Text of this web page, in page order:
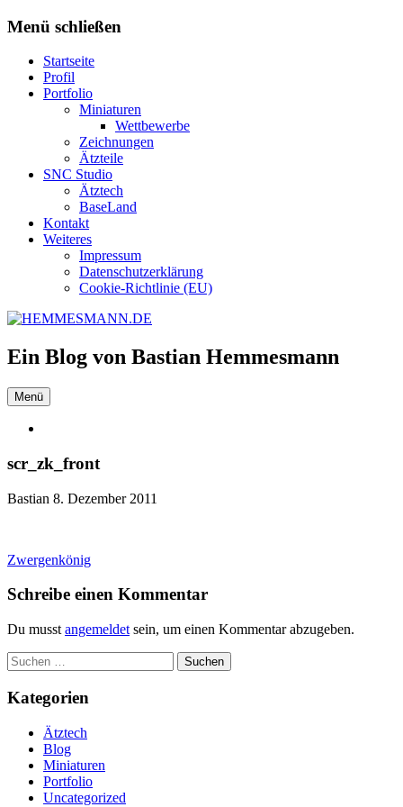
Zum
springen
Menü schließen
Startseite
Profil
Portfolio
Miniaturen
Wettbewerbe
Zeichnungen
Ätzteile
SNC Studio
Ätztech
BaseLand
Kontakt
Weiteres
Impressum
Datenschutzerklärung
Cookie-Richtlinie (EU)
Ein Blog von Bastian Hemmesmann
Menü
scr_zk_front
Bastian 8. Dezember 2011
Artikel-
Navigation
Zwergenkönig
Schreibe einen Kommentar
Du musst angemeldet sein, um einen Kommentar abzugeben.
Suchen
nach:
Kategorien
Ätztech
Blog
Miniaturen
Portfolio
Uncategorized